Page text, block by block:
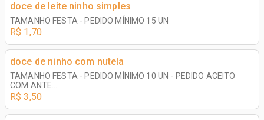
doce de leite ninho simples
TAMANHO FESTA - PEDIDO MÍNIMO 15 UN
R$ 1,70
doce de ninho com nutela
TAMANHO FESTA - PEDIDO MÍNIMO 10 UN - PEDIDO ACEITO
COM ANTE...
R$ 3,50